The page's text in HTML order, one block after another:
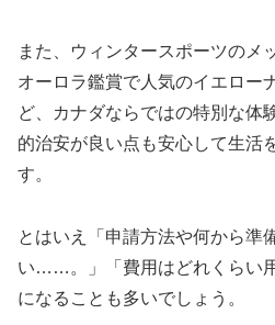
また、ウィンタースポーツのメ
オーロラ鑑賞で人気のイエロー
ど、カナダならではの特別な体
的治安が良い点も安心して生活
す。
とはいえ「申請方法や何から準
い……。」「費用はどれくらい
になることも多いでしょう。